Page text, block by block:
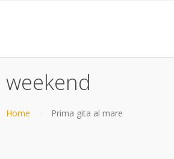
weekend
Home Prima gita al mare